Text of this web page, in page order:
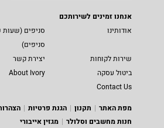
אנחנו זמינים לשירותכם
אודותינו
סניפים (שעות
סניפים)
שירות לקוחות
יצירת קשר
ביטול עסקה
About Ivory
Contact Us
מפת האתר
תקנון הגנת פרטיות
חנות מחשבים וסלולר
מגזין אייבורי